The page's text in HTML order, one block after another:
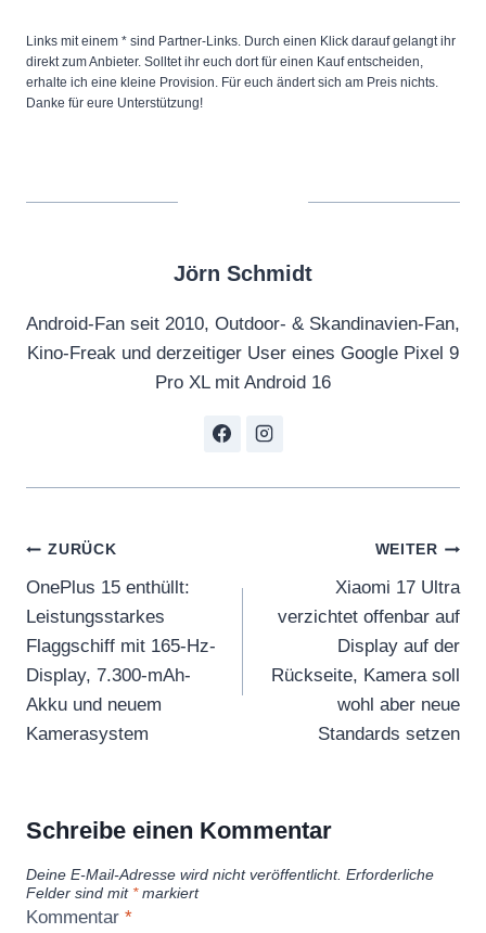
Links mit einem * sind Partner-Links. Durch einen Klick darauf gelangt ihr
direkt zum Anbieter. Solltet ihr euch dort für einen Kauf entscheiden,
erhalte ich eine kleine Provision. Für euch ändert sich am Preis nichts.
Danke für eure Unterstützung!
Jörn Schmidt
Android-Fan seit 2010, Outdoor- & Skandinavien-Fan,
Kino-Freak und derzeitiger User eines Google Pixel 9
Pro XL mit Android 16
Beitragsnavigation
ZURÜCK
OnePlus 15 enthüllt:
Leistungsstarkes
Flaggschiff mit 165-Hz-
Display, 7.300-mAh-
Akku und neuem
Kamerasystem
WEITER
Xiaomi 17 Ultra
verzichtet offenbar auf
Display auf der
Rückseite, Kamera soll
wohl aber neue
Standards setzen
Schreibe einen Kommentar
Deine E-Mail-Adresse wird nicht veröffentlicht. Erforderliche
Felder sind mit *markiert
Kommentar *